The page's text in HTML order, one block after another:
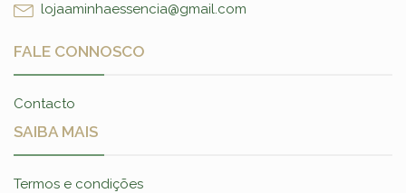
lojaaminhaessencia@gmail.com
FALE CONNOSCO
Contacto
SAIBA MAIS
Termos e condições